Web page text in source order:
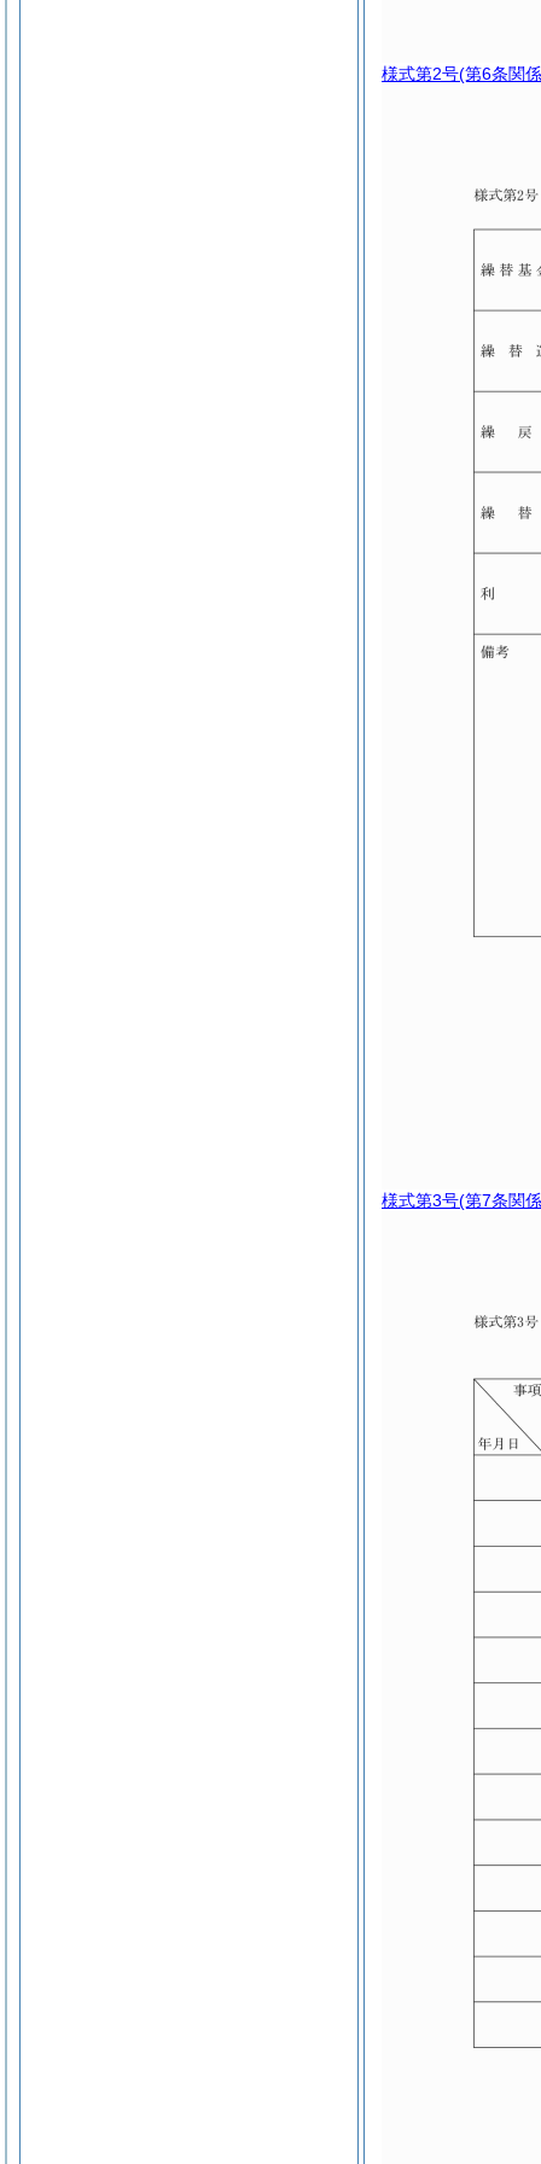
様式第2号(第6条関
様式第3号(第7条関